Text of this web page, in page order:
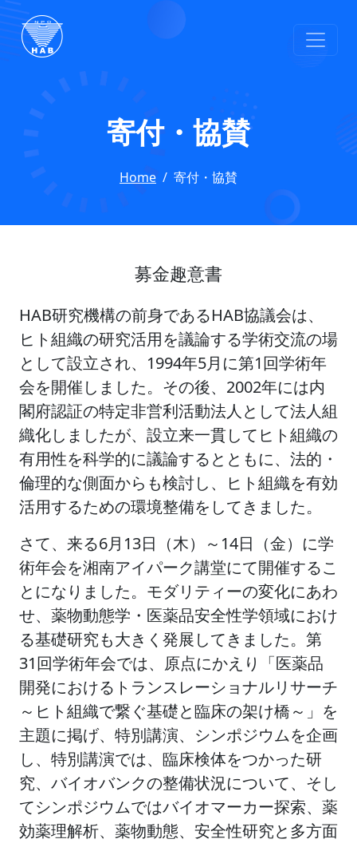
寄付・協賛
Home 寄付・協賛
募金趣意書
HAB研究機構の前身であるHAB協議会は、
ヒト組織の研究活用を議論する学術交流の場
として設立され、1994年5月に第1回学術年
会を開催しました。その後、2002年には内
閣府認証の特定非営利活動法人として法人組
織化しましたが、設立来一貫してヒト組織の
有用性を科学的に議論するとともに、法的・
倫理的な側面からも検討し、ヒト組織を有効
活用するための環境整備をしてきました。
さて、来る6月13日（木）～14日（金）に学
術年会を湘南アイパーク講堂にて開催するこ
とになりました。モダリティーの変化にあわ
せ、薬物動態学・医薬品安全性学領域におけ
る基礎研究も大きく発展してきました。第
31回学術年会では、原点にかえり「医薬品
開発におけるトランスレーショナルリサーチ
～ヒト組織で繋ぐ基礎と臨床の架け橋～」を
主題に掲げ、特別講演、シンポジウムを企画
し、特別講演では、臨床検体をつかった研
究、バイオバンクの整備状況について、そし
てシンポジウムではバイオマーカー探索、薬
効薬理解析、薬物動態、安全性研究と多方面